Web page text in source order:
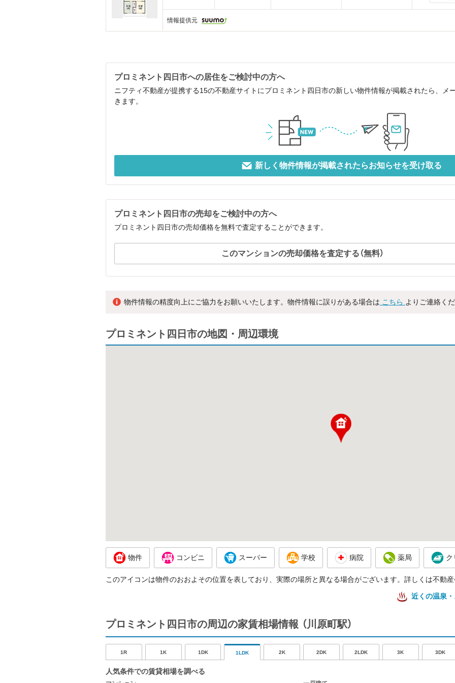
情報提供元
プロミネント四日市への居住をご検討中の方へ
ニフティ不動産が提携する15の不動産サイトにプロミネント四日市の新しい物件情報が掲載されたら、メ
きます。
新しく物件情報が掲載されたらお知らせを受け取る
プロミネント四日市の売却をご検討中の方へ
プロミネント四日市の売却価格を無料で査定することができます。
このマンションの売却価格を査定する（無料）
物件情報の精度向上にご協力をお願いいたします。物件情報に誤りがある場合は こちら よりご連絡く
プロミネント四日市の地図・周辺環境
物件 コンビニ スーパー 学校 病院 薬局 ク
このアイコンは物件のおおよその位置を表しており、実際の場所と異なる場合がございます。詳しくは不動
近くの温泉
プロミネント四日市の周辺の家賃相場情報 （川原町駅）
1R 1K 1DK 1LDK 2K 2DK 2LDK 3K 3DK
人気条件での賃貸相場を調べる